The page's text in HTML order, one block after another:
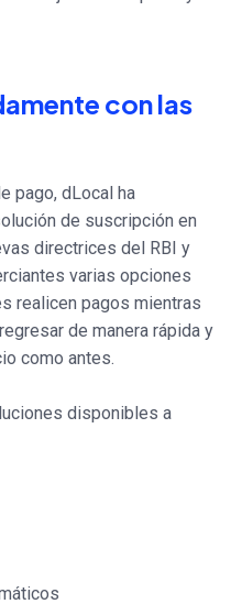
con las
pago, dLocal ha
de suscripción en
directrices del RBI y
varias opciones
realicen pagos mientras
de manera rápida y
como antes.
disponibles a